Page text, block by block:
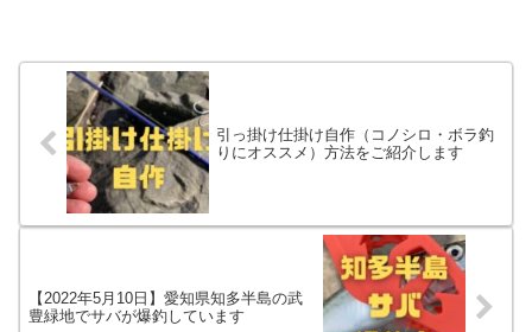
引っ掛け仕掛け自作（コノシロ・ボラ釣
りにオススメ）方法をご紹介します
【2022年5月10日】愛知県知多半島の武
豊緑地でサバが爆釣しています